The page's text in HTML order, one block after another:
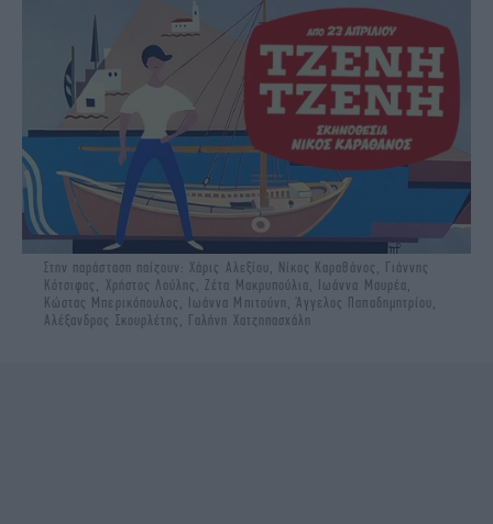
Στην παράσταση παίζουν: Χάρις Αλεξίου, Νίκος Καραθάνος, Γιάννης
Κότσιφας, Χρήστος Λούλης, Ζέτα Μακρυπούλια, Ιωάννα Μαυρέα,
Κώστας Μπερικόπουλος, Ιωάννα Μπιτούνη, Άγγελος Παπαδημητρίου,
Αλέξανδρος Σκουρλέτης, Γαλήνη Χατζηπασχάλη